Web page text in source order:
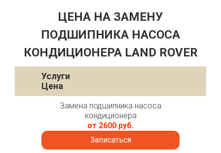
ЦЕНА НА ЗАМЕНУ
ПОДШИПНИКА НАСОСА
КОНДИЦИОНЕРА LAND ROVER
Услуги
Цена
Замена подшипника насоса
кондиционера
от 2600 руб.
Записаться